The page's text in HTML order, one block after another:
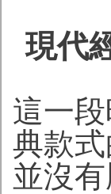
現代
這一
典款
並沒